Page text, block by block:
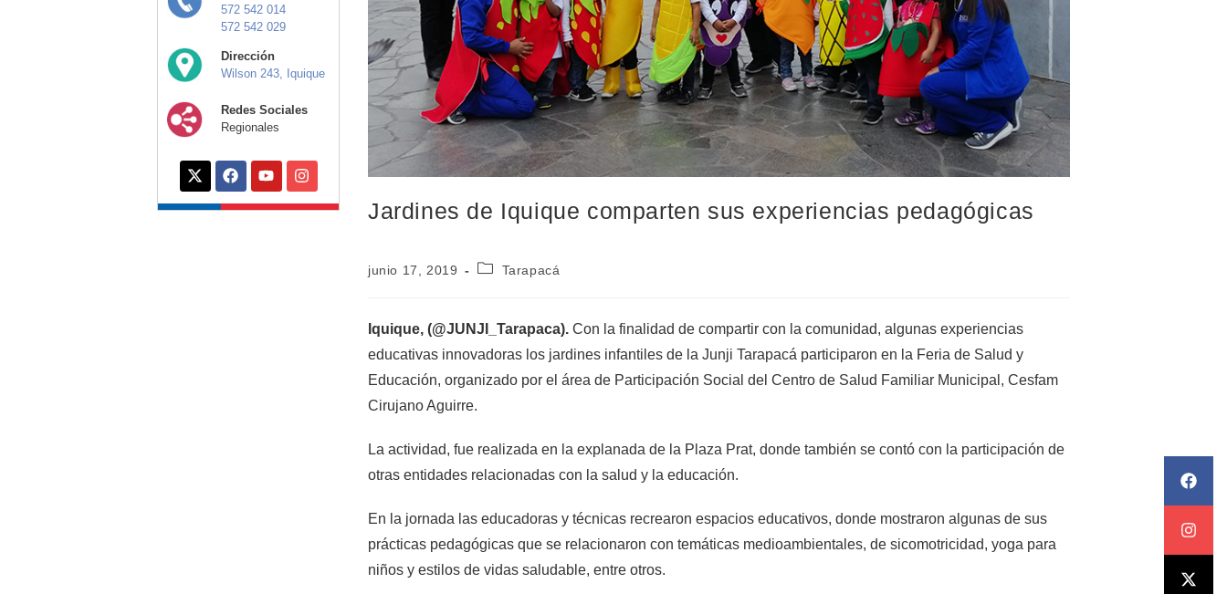
572 542 014
572 542 029
Dirección
Wilson 243, Iquique
Redes Sociales
Regionales
Jardines de Iquique comparten sus experiencias pedagógicas
junio 17, 2019 Tarapacá
Iquique, (@JUNJI_Tarapaca). Con la finalidad de compartir con la comunidad, algunas experiencias
educativas innovadoras los jardines infantiles de la Junji Tarapacá participaron en la Feria de Salud y
Educación, organizado por el área de Participación Social del Centro de Salud Familiar Municipal, Cesfam
Cirujano Aguirre.
La actividad, fue realizada en la explanada de la Plaza Prat, donde también se contó con la participación de
otras entidades relacionadas con la salud y la educación.
En la jornada las educadoras y técnicas recrearon espacios educativos, donde mostraron algunas de sus
prácticas pedagógicas que se relacionaron con temáticas medioambientales, de sicomotricidad, yoga para
niños y estilos de vidas saludable, entre otros.